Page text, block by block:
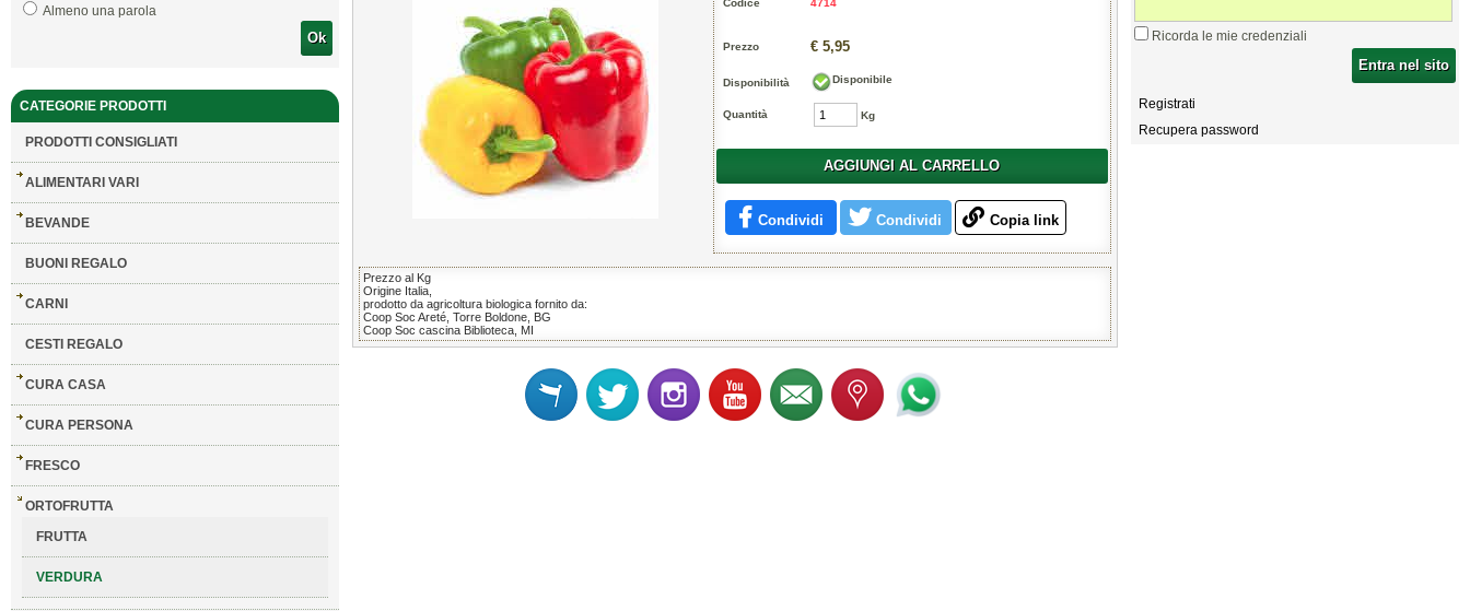
Almeno una parola
Ok
CATEGORIE PRODOTTI
PRODOTTI CONSIGLIATI
ALIMENTARI VARI
BEVANDE
BUONI REGALO
CARNI
CESTI REGALO
CURA CASA
CURA PERSONA
FRESCO
ORTOFRUTTA
FRUTTA
VERDURA
Codice 4714
Prezzo € 5,95
Disponibilità Disponibile
Quantità Kg
AGGIUNGI AL CARRELLO
Condividi Condividi Copia link
Prezzo al Kg
Origine Italia,
prodotto da agricoltura biologica fornito da:
Coop Soc Areté, Torre Boldone, BG
Coop Soc cascina Biblioteca, MI
Ricorda le mie credenziali
Entra nel sito
Registrati
Recupera password